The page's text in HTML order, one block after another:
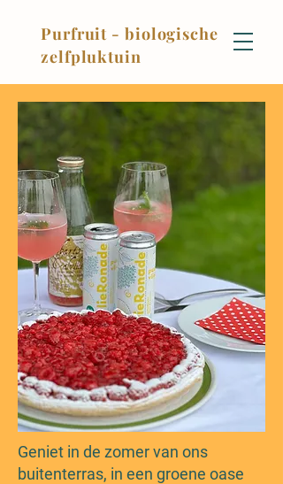
Purfruit - biologische
zelfpluktuin
Geniet in de zomer van ons
buitenterras, in een groene oase